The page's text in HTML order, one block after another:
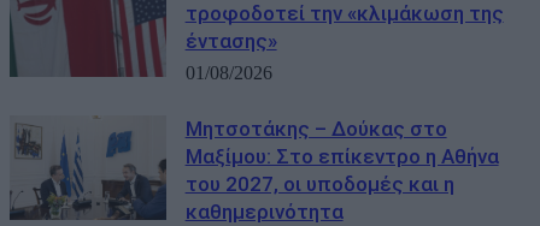
τροφοδοτεί την «κλιμάκωση της
έντασης»
01/08/2026
Μητσοτάκης – Δούκας στο
Μαξίμου: Στο επίκεντρο η Αθήνα
του 2027, οι υποδομές και η
καθημερινότητα